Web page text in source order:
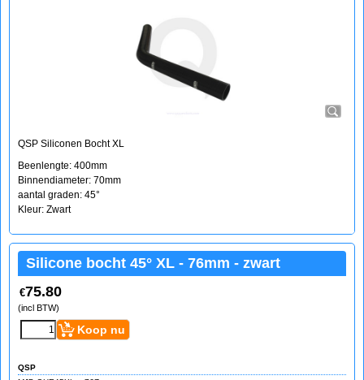
QSP Siliconen Bocht XL
Beenlengte: 400mm
Binnendiameter: 70mm
aantal graden: 45°
Kleur: Zwart
Silicone bocht 45° XL - 76mm - zwart
€75.80
(incl BTW)
Koop nu
QSP